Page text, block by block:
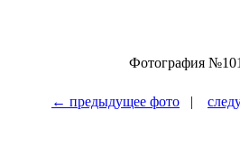
Фотография
← предыдущее фото |